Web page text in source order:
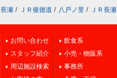
長瀬 / ＪＲ俊徳道 / 八戸ノ里 / ＪＲ長瀬
お問い合わせ
スタッフ紹介
周辺施設検索
飲食系
小売・物販系
事務所